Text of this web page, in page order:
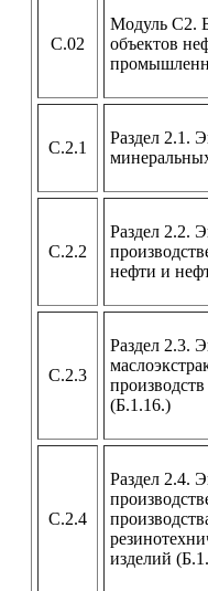
С.02
Модуль С2.
объектов
С.2.1
Раздел 2.1.
С.2.2
Раздел 2.2.
нефти и
С.2.3
Раздел 2.3.
(Б.1.16.)
С.2.4
Раздел 2.4.
изделий